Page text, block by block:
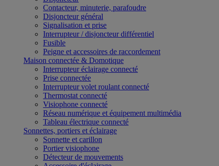
Contacteur, minuterie, parafoudre
Disjoncteur général
Signalisation et prise
Interrupteur / disjoncteur différentiel
Fusible
Peigne et accessoires de raccordement
Maison connectée & Domotique
Interrupteur éclairage connecté
Prise connectée
Interrupteur volet roulant connecté
Thermostat connecté
Visiophone connecté
Réseau numérique et équipement multimédia
Tableau électrique connecté
Sonnettes, portiers et éclairage
Sonnette et carillon
Portier visiophone
Détecteur de mouvements